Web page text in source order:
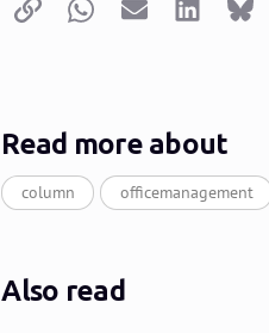
Copy linkWhatsappEmail LinkedIn
Read more about
column officemanagement
Also read